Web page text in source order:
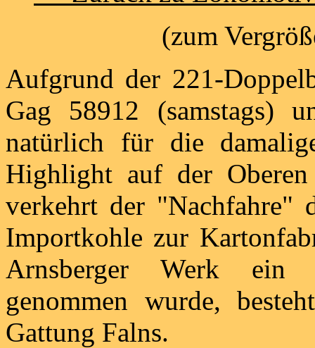
(zum
Aufgrund der 221-
Gag 58912 (samstags)
natürlich für die
Highlight auf der
verkehrt der "Nachfahre"
Importkohle zur
Arnsberger Werk ein
genommen wurde,
Gattung Falns.